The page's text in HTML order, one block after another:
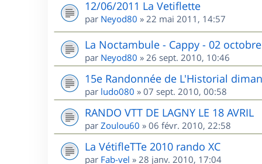
12/06/2011 La Vetiflette
par Neyod80 » 22 mai 2011, 14:57
La Noctambule - Cappy - 02
par Neyod80 » 26 sept. 2010, 10:46
15e Randonnée de L'Historial
par ludo080 » 07 sept. 2010, 00:58
RANDO VTT DE LAGNY LE 18 AVRIL
par Zoulou60 » 06 févr. 2010, 22:58
La VétifleTTe 2010 rando XC
par Fab-vel » 28 janv. 2010, 17:04